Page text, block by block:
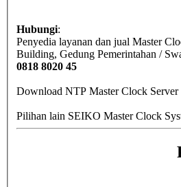
Hubungi:
Penyedia layanan dan jual Master
Building, Gedung Pemerintahan /
0818 8020 45
Download NTP Master Clock Server
Pilihan lain SEIKO Master Clock